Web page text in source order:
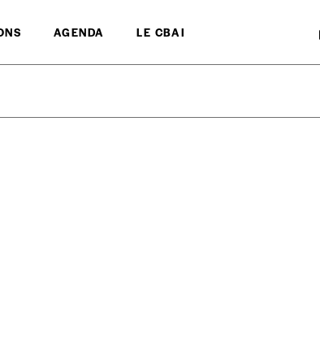
AGENDA LE CBAI